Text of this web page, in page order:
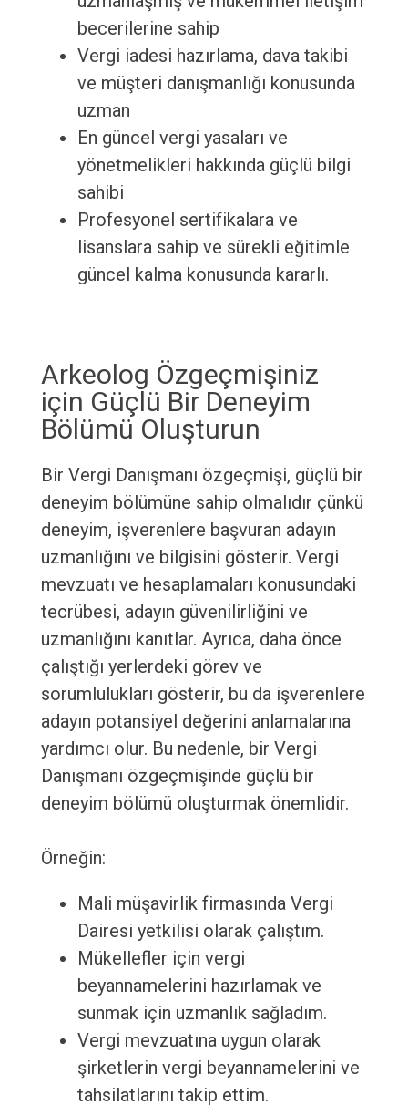
becerilerine sahip
Vergi iadesi hazırlama, dava takibi
ve müşteri danışmanlığı konusunda
uzman
En güncel vergi yasaları ve
yönetmelikleri hakkında güçlü bilgi
sahibi
Profesyonel sertifikalara ve
lisanslara sahip ve sürekli eğitimle
güncel kalma konusunda kararlı.
Arkeolog Özgeçmişiniz
için Güçlü Bir Deneyim
Bölümü Oluşturun
Bir Vergi Danışmanı özgeçmişi, güçlü bir
deneyim bölümüne sahip olmalıdır çünkü
deneyim, işverenlere başvuran adayın
uzmanlığını ve bilgisini gösterir. Vergi
mevzuatı ve hesaplamaları konusundaki
tecrübesi, adayın güvenilirliğini ve
uzmanlığını kanıtlar. Ayrıca, daha önce
çalıştığı yerlerdeki görev ve
sorumlulukları gösterir, bu da işverenlere
adayın potansiyel değerini anlamalarına
yardımcı olur. Bu nedenle, bir Vergi
Danışmanı özgeçmişinde güçlü bir
deneyim bölümü oluşturmak önemlidir.
Örneğin:
Mali müşavirlik firmasında Vergi
Dairesi yetkilisi olarak çalıştım.
Mükellefler için vergi
beyannamelerini hazırlamak ve
sunmak için uzmanlık sağladım.
Vergi mevzuatına uygun olarak
şirketlerin vergi beyannamelerini ve
tahsilatlarını takip ettim.